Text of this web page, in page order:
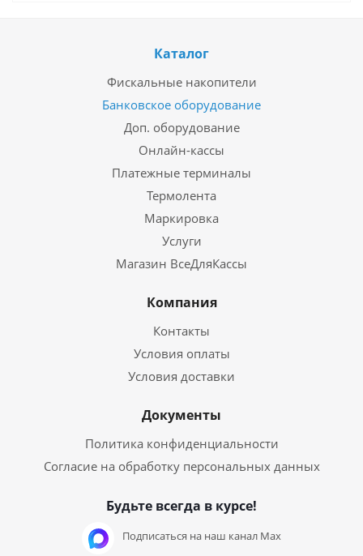
Каталог
Фискальные накопители
Банковское оборудование
Доп. оборудование
Онлайн-кассы
Платежные терминалы
Термолента
Маркировка
Услуги
Магазин ВсеДляКассы
Компания
Контакты
Условия оплаты
Условия доставки
Документы
Политика конфиденциальности
Согласие на обработку персональных данных
Будьте всегда в курсе!
Подписаться на наш канал Max